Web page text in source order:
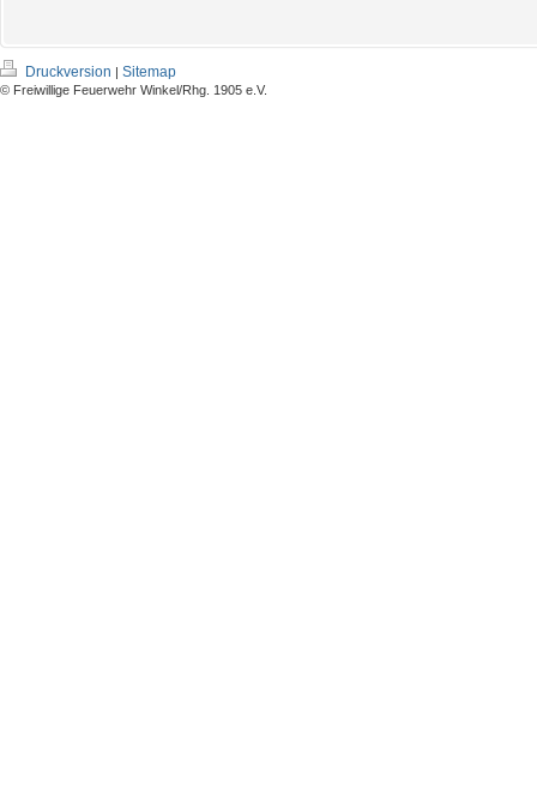
Druckversion | Sitemap
© Freiwillige Feuerwehr Winkel/Rhg. 1905 e.V.